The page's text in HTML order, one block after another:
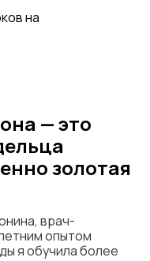
— это
золотая
врач-
опытом
я обучила более